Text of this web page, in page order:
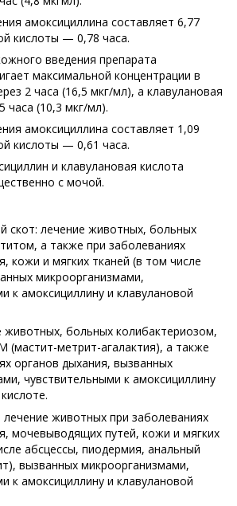
амоксициллина составляет 6,77
кислоты — 0,78 часа.
введения препарата
максимальной концентрации в
2 часа (16,5 мкг/мл), а клавулановая
часа (10,3 мкг/мл).
амоксициллина составляет 1,09
кислоты — 0,61 часа.
и клавулановая кислота
с мочой.
скот: лечение животных, больных
а также при заболеваниях
кожи и мягких тканей (в том числе
микроорганизмами,
к амоксициллину и клавулановой
животных, больных колибактериозом,
метрит-агалактия), а также
органов дыхания, вызванных
чувствительными к амоксициллину
животных при заболеваниях
мочевыводящих путей, кожи и мягких
абсцессы, пиодермия, анальный
вызванных микроорганизмами,
к амоксициллину и клавулановой